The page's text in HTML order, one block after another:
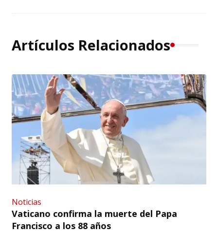
Artículos Relacionados
Noticias
Vaticano confirma la muerte del Papa
Francisco a los 88 años